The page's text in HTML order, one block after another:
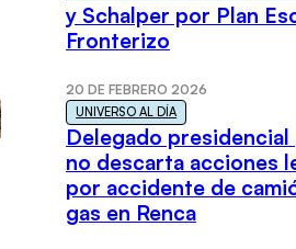
y Schalper por Plan
Fronterizo
20 DE FEBRERO 2026
UNIVERSO AL DÍA
Delegado presidencial
no descarta acciones
por accidente de
gas en Renca